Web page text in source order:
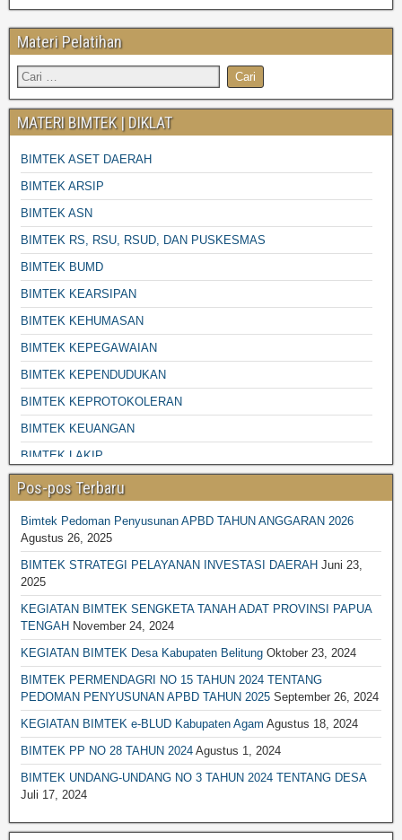
Materi Pelatihan
MATERI BIMTEK | DIKLAT
BIMTEK ASET DAERAH
BIMTEK ARSIP
BIMTEK ASN
BIMTEK RS, RSU, RSUD, DAN PUSKESMAS
BIMTEK BUMD
BIMTEK KEARSIPAN
BIMTEK KEHUMASAN
BIMTEK KEPEGAWAIAN
BIMTEK KEPENDUDUKAN
BIMTEK KEPROTOKOLERAN
BIMTEK KEUANGAN
BIMTEK LAKIP
BIMTEK LINGKUNGAN HIDUP
BIMTEK DESA-DESA
BIMTEK PENGELOLAAN SAMPAH
BIMTEK PENGELOLAAN KEAUANGAN
BIMTEK PERPAJAKAN
BIMTEK PERTANAHAN
BIMTEK LEGAL DRAFTING
BIMTEK RKPD
BIMTEK RPJPD RPJMD
BIMTEK SATPOL PP
BIMTEK DPRD|SET. DPRD
BIMTEK SOP
Pos-pos Terbaru
Bimtek Pedoman Penyusunan APBD TAHUN ANGGARAN 2026
Agustus 26, 2025
BIMTEK STRATEGI PELAYANAN INVESTASI DAERAH Juni 23,
2025
KEGIATAN BIMTEK SENGKETA TANAH ADAT PROVINSI PAPUA
TENGAH November 24, 2024
KEGIATAN BIMTEK Desa Kabupaten Belitung Oktober 23, 2024
BIMTEK PERMENDAGRI NO 15 TAHUN 2024 TENTANG
PEDOMAN PENYUSUNAN APBD TAHUN 2025 September 26, 2024
KEGIATAN BIMTEK e-BLUD Kabupaten Agam Agustus 18, 2024
BIMTEK PP NO 28 TAHUN 2024 Agustus 1, 2024
BIMTEK UNDANG-UNDANG NO 3 TAHUN 2024 TENTANG DESA
Juli 17, 2024